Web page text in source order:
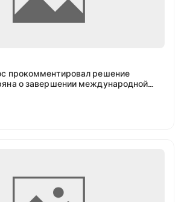
прокомментировал решение
о завершении международной